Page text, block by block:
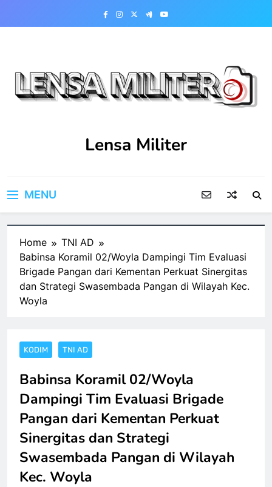
Lensa Militer
MENU
Home
TNI AD
Babinsa Koramil 02/Woyla Dampingi Tim Evaluasi
Brigade Pangan dari Kementan Perkuat Sinergitas
dan Strategi Swasembada Pangan di Wilayah Kec.
Woyla
KODIM TNI AD
Babinsa Koramil 02/Woyla
Dampingi Tim Evaluasi Brigade
Pangan dari Kementan Perkuat
Sinergitas dan Strategi
Swasembada Pangan di Wilayah
Kec. Woyla